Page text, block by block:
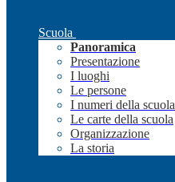
Scuola
Panoramica
Presentazione
I luoghi
Le persone
I numeri della scuola
Le carte della scuola
Organizzazione
La storia